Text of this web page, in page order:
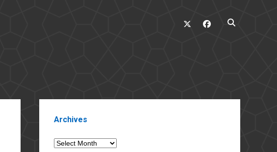
twitter facebook
Archives
Archives